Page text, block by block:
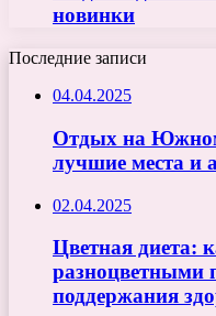
новинки
Последние записи
04.04.2025
Отдых на
лучшие места и
02.04.2025
Цветная диета:
разноцветными
поддержания